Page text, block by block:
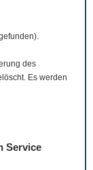
des
Es werden
Service